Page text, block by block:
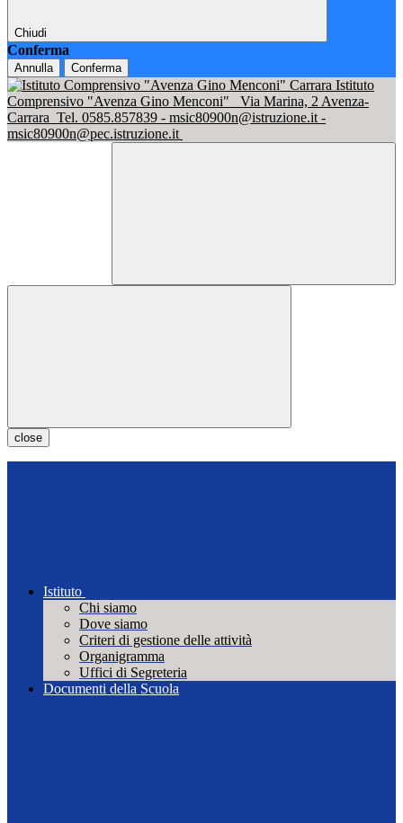
Chiudi
Conferma
Annulla Conferma
Istituto
Comprensivo "Avenza Gino Menconi"
Via Marina, 2 Avenza-
Carrara Tel. 0585.857839 - msic80900n@istruzione.it -
msic80900n@pec.istruzione.it
close
Istituto
Chi siamo
Dove siamo
Criteri di gestione delle attività
Organigramma
Uffici di Segreteria
Documenti della Scuola